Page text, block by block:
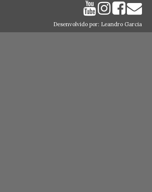
Desenvolvido por: Leandro Garcia